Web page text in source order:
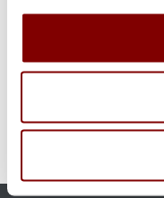
Kuchárske nože do
Oblečenie pre